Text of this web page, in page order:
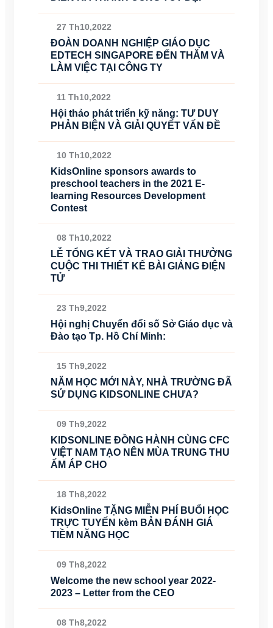
27 Th10,2022
ĐOÀN DOANH NGHIỆP GIÁO DỤC
EDTECH SINGAPORE ĐẾN THĂM VÀ
LÀM VIỆC TẠI CÔNG TY
11 Th10,2022
Hội thảo phát triển kỹ năng: TƯ DUY
PHẢN BIỆN VÀ GIẢI QUYẾT VẤN ĐỀ
10 Th10,2022
KidsOnline sponsors awards to
preschool teachers in the 2021 E-
learning Resources Development
Contest
08 Th10,2022
LỄ TỔNG KẾT VÀ TRAO GIẢI THƯỞNG
CUỘC THI THIẾT KẾ BÀI GIẢNG ĐIỆN
TỬ
23 Th9,2022
Hội nghị Chuyển đổi số Sở Giáo dục và
Đào tạo Tp. Hồ Chí Minh:
15 Th9,2022
NĂM HỌC MỚI NÀY, NHÀ TRƯỜNG ĐÃ
SỬ DỤNG KIDSONLINE CHƯA?
09 Th9,2022
KIDSONLINE ĐỒNG HÀNH CÙNG CFC
VIỆT NAM TẠO NÊN MÙA TRUNG THU
ẤM ÁP CHO
18 Th8,2022
KidsOnline TẶNG MIỄN PHÍ BUỔI HỌC
TRỰC TUYẾN kèm BẢN ĐÁNH GIÁ
TIỀM NĂNG HỌC
09 Th8,2022
Welcome the new school year 2022-
2023 – Letter from the CEO
08 Th8,2022